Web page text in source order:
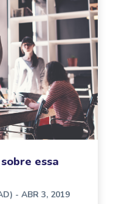
essa
- ABR 3, 2019